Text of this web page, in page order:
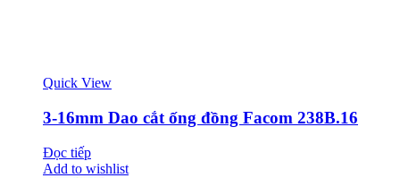
Quick View
3-16mm Dao cắt ống đồng Facom 238B.16
Đọc tiếp
Add to wishlist